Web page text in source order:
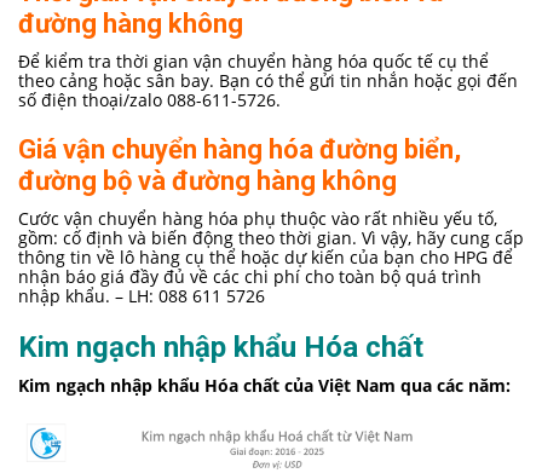
đường hàng không
Để kiểm tra thời gian vận chuyển hàng hóa quốc tế cụ thể
theo cảng hoặc sân bay. Bạn có thể gửi tin nhắn hoặc gọi đến
số điện thoại/zalo 088-611-5726.
Giá vận chuyển hàng hóa đường biển,
đường bộ và đường hàng không
Cước vận chuyển hàng hóa phụ thuộc vào rất nhiều yếu tố,
gồm: cố định và biến động theo thời gian. Vì vậy, hãy cung cấp
thông tin về lô hàng cụ thể hoặc dự kiến của bạn cho HPG để
nhận báo giá đầy đủ về các chi phí cho toàn bộ quá trình
nhập khẩu. – LH: 088 611 5726
Kim ngạch nhập khẩu Hóa chất
Kim ngạch nhập khẩu Hóa chất của Việt Nam qua các năm: